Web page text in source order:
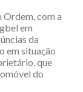
com a
em
da
em situação
que
do